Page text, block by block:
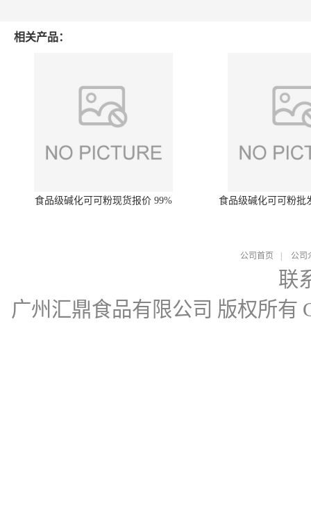
相关产品：
食品级碱化可可粉现货报价 99% 食品级碱化可可粉批
公司首页 公司
联
广州汇鼎食品有限公司 版权所有